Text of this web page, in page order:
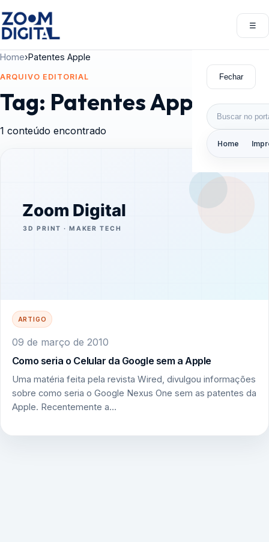
☰
Fechar
Buscar por:
Home
Home›Patentes Apple
ARQUIVO EDITORIAL
Tag: Patentes Apple
1 conteúdo encontrado
ARTIGO
09 de março de 2010
Como seria o Celular da Google sem a Apple
Uma matéria feita pela revista Wired, divulgou informações
sobre como seria o Google Nexus One sem as patentes da
Apple. Recentemente a…